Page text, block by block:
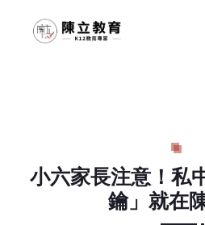
小六家長注意！私
鑰」就在